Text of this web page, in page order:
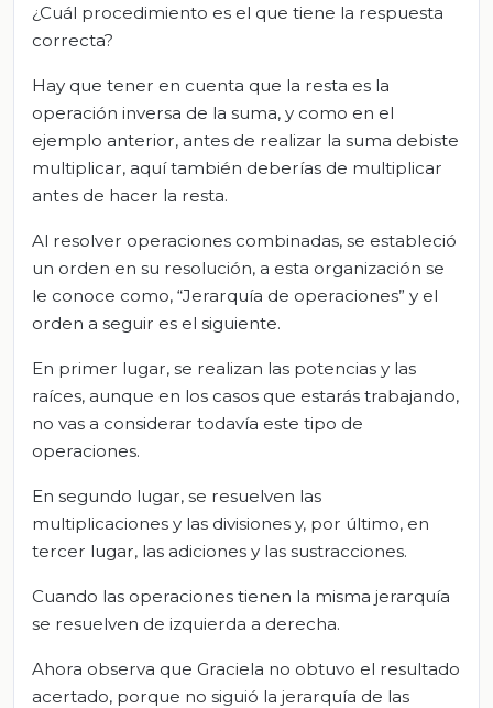
¿Cuál procedimiento es el que tiene la respuesta
correcta?
Hay que tener en cuenta que la resta es la
operación inversa de la suma, y como en el
ejemplo anterior, antes de realizar la suma debiste
multiplicar, aquí también deberías de multiplicar
antes de hacer la resta.
Al resolver operaciones combinadas, se estableció
un orden en su resolución, a esta organización se
le conoce como, “Jerarquía de operaciones” y el
orden a seguir es el siguiente.
En primer lugar, se realizan las potencias y las
raíces, aunque en los casos que estarás trabajando,
no vas a considerar todavía este tipo de
operaciones.
En segundo lugar, se resuelven las
multiplicaciones y las divisiones y, por último, en
tercer lugar, las adiciones y las sustracciones.
Cuando las operaciones tienen la misma jerarquía
se resuelven de izquierda a derecha.
Ahora observa que Graciela no obtuvo el resultado
acertado, porque no siguió la jerarquía de las